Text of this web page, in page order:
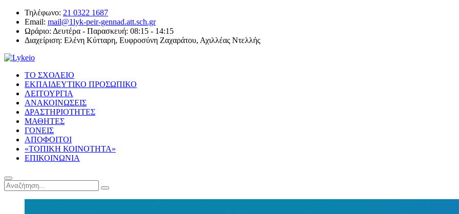
Τηλέφωνο: 21 0322 1687
Email: mail@1lyk-peir-gennad.att.sch.gr
Ωράριο: Δευτέρα - Παρασκευή: 08:15 - 14:15
Διαχείριση: Ελένη Κύτταρη, Ευφροσύνη Ζαχαράτου, Αχιλλέας Ντελλής
ΤΟ ΣΧΟΛΕΙΟ
ΕΚΠΑΙΔΕΥΤΙΚΟ ΠΡΟΣΩΠΙΚΟ
ΛΕΙΤΟΥΡΓΙΑ
ΑΝΑΚΟΙΝΩΣΕΙΣ
ΔΡΑΣΤΗΡΙΟΤΗΤΕΣ
ΜΑΘΗΤΕΣ
ΓΟΝΕΙΣ
ΑΠΟΦΟΙΤΟΙ
«ΤΟΠΙΚΗ ΚΟΙΝΟΤΗΤΑ»
ΕΠΙΚΟΙΝΩΝΙΑ